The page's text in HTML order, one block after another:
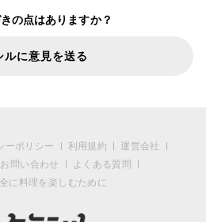
の点はありますか？
ルに意見を送る
ーポリシー 利用規約
運営会社
問い合わせ
よくある質問
に料理を楽しむために